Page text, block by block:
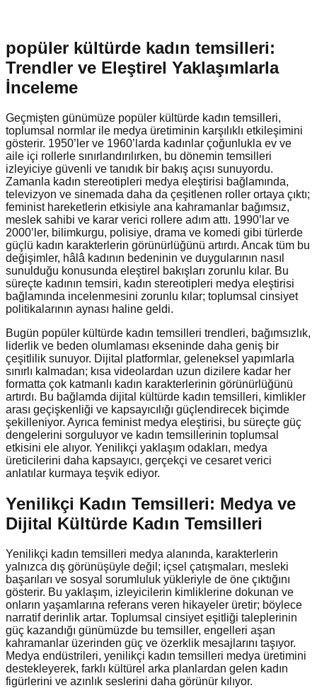
popüler kültürde kadın temsilleri:
Trendler ve Eleştirel Yaklaşımlarla
İnceleme
Geçmişten günümüze popüler kültürde kadın temsilleri,
toplumsal normlar ile medya üretiminin karşılıklı etkileşimini
gösterir. 1950’ler ve 1960’larda kadınlar çoğunlukla ev ve
aile içi rollerle sınırlandırılırken, bu dönemin temsilleri
izleyiciye güvenli ve tanıdık bir bakış açısı sunuyordu.
Zamanla kadın stereotipleri medya eleştirisi bağlamında,
televizyon ve sinemada daha da çeşitlenen roller ortaya çıktı;
feminist hareketlerin etkisiyle ana kahramanlar bağımsız,
meslek sahibi ve karar verici rollere adım attı. 1990’lar ve
2000’ler, bilimkurgu, polisiye, drama ve komedi gibi türlerde
güçlü kadın karakterlerin görünürlüğünü artırdı. Ancak tüm bu
değişimler, hâlâ kadının bedeninin ve duygularının nasıl
sunulduğu konusunda eleştirel bakışları zorunlu kılar. Bu
süreçte kadının temsiri, kadın stereotipleri medya eleştirisi
bağlamında incelenmesini zorunlu kılar; toplumsal cinsiyet
politikalarının aynası haline geldi.
Bugün popüler kültürde kadın temsilleri trendleri, bağımsızlık,
liderlik ve beden olumlaması ekseninde daha geniş bir
çeşitlilik sunuyor. Dijital platformlar, geleneksel yapımlarla
sınırlı kalmadan; kısa videolardan uzun dizilere kadar her
formatta çok katmanlı kadın karakterlerinin görünürlüğünü
artırdı. Bu bağlamda dijital kültürde kadın temsilleri, kimlikler
arası geçişkenliği ve kapsayıcılığı güçlendirecek biçimde
şekilleniyor. Ayrıca feminist medya eleştirisi, bu süreçte güç
dengelerini sorguluyor ve kadın temsillerinin toplumsal
etkisini ele alıyor. Yenilikçi yaklaşım odakları, medya
üreticilerini daha kapsayıcı, gerçekçi ve cesaret verici
anlatılar kurmaya teşvik ediyor.
Yenilikçi Kadın Temsilleri: Medya ve
Dijital Kültürde Kadın Temsilleri
Yenilikçi kadın temsilleri medya alanında, karakterlerin
yalnızca dış görünüşüyle değil; içsel çatışmaları, mesleki
başarıları ve sosyal sorumluluk yükleriyle de öne çıktığını
gösterir. Bu yaklaşım, izleyicilerin kimliklerine dokunan ve
onların yaşamlarına referans veren hikayeler üretir; böylece
narratif derinlik artar. Toplumsal cinsiyet eşitliği taleplerinin
güç kazandığı günümüzde bu temsiller, engelleri aşan
kahramanlar üzerinden güç ve özerklik mesajlarını taşıyor.
Medya endüstrileri, yenilikçi kadın temsilleri medya üretimini
destekleyerek, farklı kültürel arka planlardan gelen kadın
figürlerini ve azınlık seslerini daha görünür kılıyor.